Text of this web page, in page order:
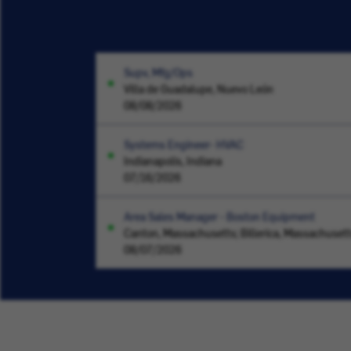
Supv, Mfg/Ops
Villa de Guadalupe, Nuevo León
08/08/2026
Systems Engineer- HVAC
Indianapolis, Indiana
07/16/2026
Area Sales Manager - Boston Equipment
Canton, Massachusetts; Billerica,
08/07/2026